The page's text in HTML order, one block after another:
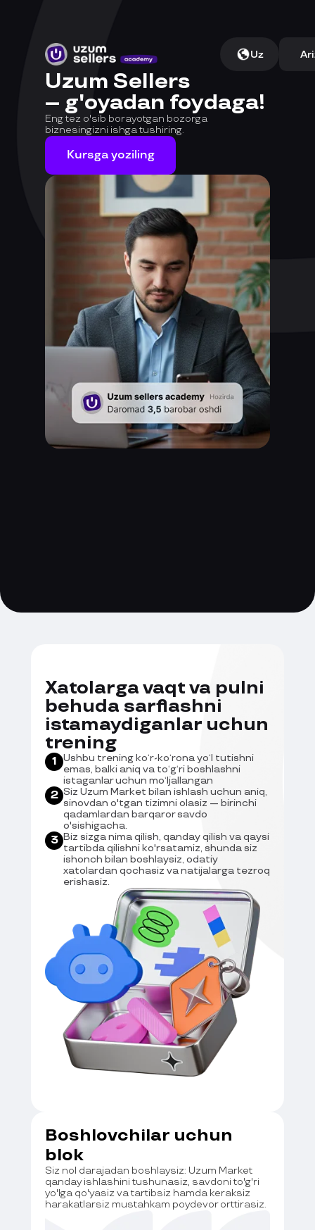
Uz
Uzum Sellers
– g'oyadan foydaga!
Eng tez o'sib borayotgan bozorga
biznesingizni ishga tushiring.
Kursga yoziling
Xatolarga vaqt va pulni
behuda sarflashni
istamaydiganlar uchun
trening
1 Ushbu trening ko‘r-ko‘rona yo‘l tutishni
emas, balki aniq va to‘g‘ri boshlashni
istaganlar uchun mo‘ljallangan
2 Siz Uzum Market bilan ishlash uchun aniq,
sinovdan o'tgan tizimni olasiz — birinchi
qadamlardan barqaror savdo
o'sishigacha.
3 Biz sizga nima qilish, qanday qilish va qaysi
tartibda qilishni ko'rsatamiz, shunda siz
ishonch bilan boshlaysiz, odatiy
xatolardan qochasiz va natijalarga tezroq
erishasiz.
Boshlovchilar uchun
blok
Siz nol darajadan boshlaysiz: Uzum Market
qanday ishlashini tushunasiz, savdoni to'g'ri
yo'lga qo'yasiz va tartibsiz hamda keraksiz
harakatlarsiz mustahkam poydevor orttirasiz.